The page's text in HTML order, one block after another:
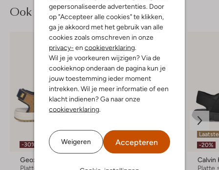
gepersonaliseerde advertenties. Door
op "Accepteer alle cookies" te klikken,
ga je akkoord met het gebruik van alle
cookies zoals omschreven in onze
privacy- en cookieverklaring
Wil je je voorkeuren wijzigen? Via de
cookieknop onderaan de pagina kun je
jouw toestemming ieder moment
intrekken. Wil je meer informatie of een
klacht indienen? Ga naar onze
cookieverklaring
Weigeren Accepteren
Ook iets voor jou?
-30%
Geox
Platte sandalen
-40%
Platte sandalen
-20%
Calvin
Platte